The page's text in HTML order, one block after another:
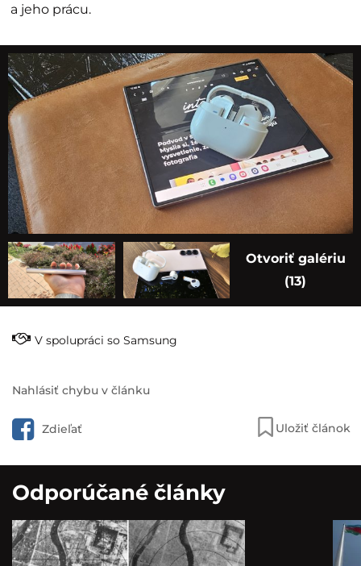
a jeho prácu.
Otvoriť galériu
(13)
V spolupráci so Samsung
Nahlásiť chybu v článku
Zdieľať Uložiť článok
Odporúčané články